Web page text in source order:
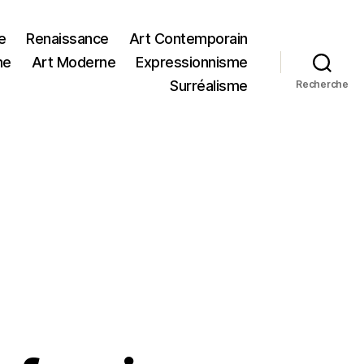
Renaissance
Art Contemporain
Art Moderne
Expressionnisme
Surréalisme
Recherche